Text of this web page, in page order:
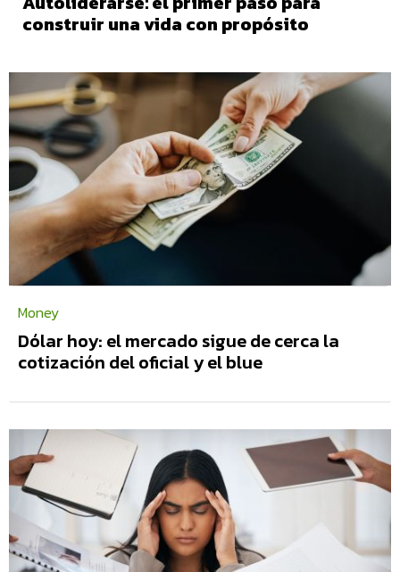
construir una vida con propósito
Money
Dólar hoy: el mercado sigue de cerca la
cotización del oficial y el blue